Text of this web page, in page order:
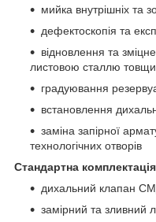
мийка внутрішніх та
дефектоскопія та
відновлення та
листовою сталлю
градуювання
встановлення
заміна запірної
технологічних отворів
Стандартна
дихальний клапан
замірний та зливний